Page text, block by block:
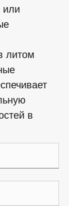
литом
в